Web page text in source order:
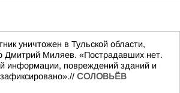
уничтожен в Тульской области,
Дмитрий Миляев. «Пострадавших нет.
информации, повреждений зданий и
СОЛОВЬЁВ